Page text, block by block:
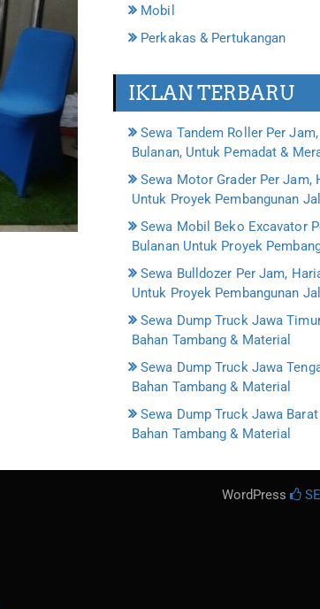
Mobil
Perkakas & Pertukangan
IKLAN TERBARU
Sewa Tandem Roller Per
Bulanan, Untuk Pemadat &
Sewa Motor Grader Per Jam,
Untuk Proyek Pembangunan
Sewa Mobil Beko Excavator
Bulanan Untuk Proyek
Sewa Bulldozer Per Jam,
Untuk Proyek Pembangunan
Sewa Dump Truck Jawa
Bahan Tambang & Material
Sewa Dump Truck Jawa
Bahan Tambang & Material
Sewa Dump Truck Jawa
Bahan Tambang & Material
WordPress